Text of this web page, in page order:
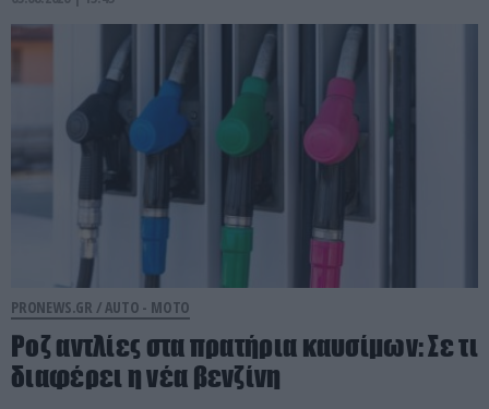
PRONEWS.GR /AUTO - MOTO
Ροζ αντλίες στα πρατήρια καυσίμων: Σε τι
διαφέρει η νέα βενζίνη